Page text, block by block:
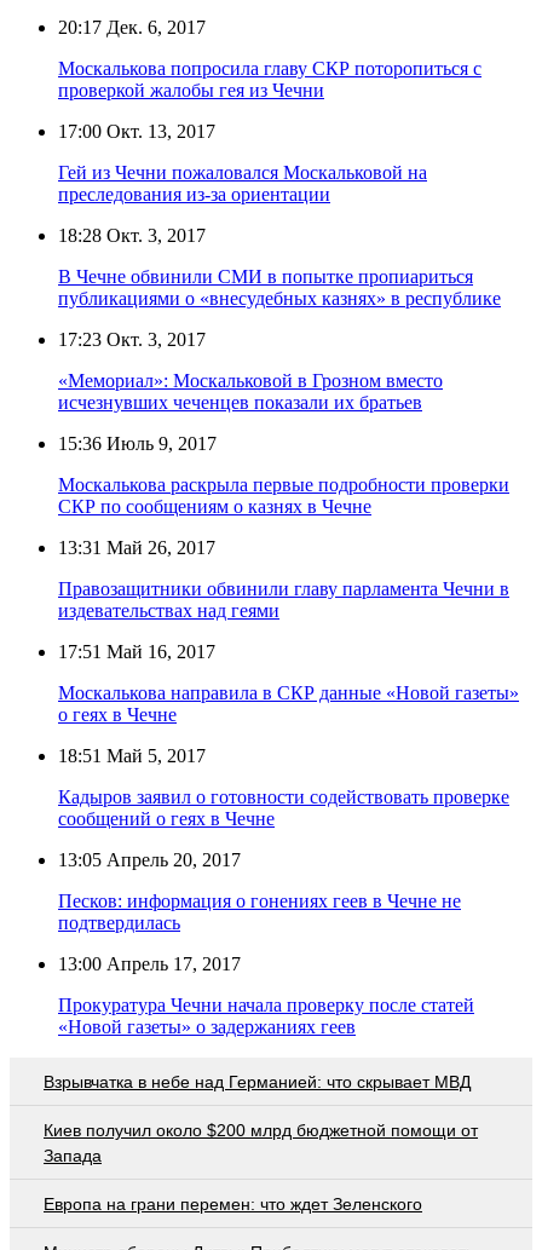
20:17 Дек. 6, 2017
Москалькова попросила главу СКР поторопиться с
проверкой жалобы гея из Чечни
17:00 Окт. 13, 2017
Гей из Чечни пожаловался Москальковой на
преследования из-за ориентации
18:28 Окт. 3, 2017
В Чечне обвинили СМИ в попытке пропиариться
публикациями о «внесудебных казнях» в республике
17:23 Окт. 3, 2017
«Мемориал»: Москальковой в Грозном вместо
исчезнувших чеченцев показали их братьев
15:36 Июль 9, 2017
Москалькова раскрыла первые подробности проверки
СКР по сообщениям о казнях в Чечне
13:31 Май 26, 2017
Правозащитники обвинили главу парламента Чечни в
издевательствах над геями
17:51 Май 16, 2017
Москалькова направила в СКР данные «Новой газеты»
о геях в Чечне
18:51 Май 5, 2017
Кадыров заявил о готовности содействовать проверке
сообщений о геях в Чечне
13:05 Апрель 20, 2017
Песков: информация о гонениях геев в Чечне не
подтвердилась
13:00 Апрель 17, 2017
Прокуратура Чечни начала проверку после статей
«Новой газеты» о задержаниях геев
Взрывчатка в небе над Германией: что скрывает МВД
Киев получил около $200 млрд бюджетной помощи от
Запада
Европа на грани перемен: что ждет Зеленского